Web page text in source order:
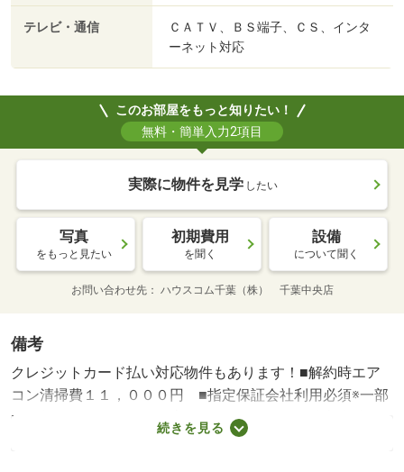
テレビ・通信
ＣＡＴＶ、ＢＳ端子、ＣＳ、インタ
ーネット対応
このお部屋をもっと知りたい！
無料・簡単入力2項目
実際に物件を見学 したい
写真
をもっと見たい
初期費用
を聞く
設備
について聞く
お問い合わせ先 ハウスコム千葉（株） 千葉中央店
備考
クレジットカード払い対応物件もあります！■解約時エア
コン清掃費１１，０００円 ■指定保証会社利用必須※一部
法人契約除く・敷金積み増し１ヶ月分 ■解約時室内清掃
料借主実費負担 ■解約予告２ヶ月 ■楽器演奏相談 ■駐
続きを見る